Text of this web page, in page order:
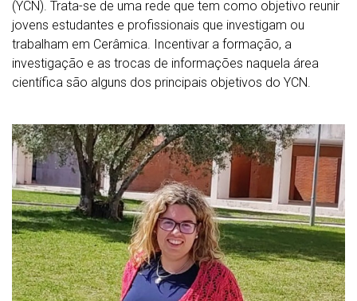
(YCN). Trata-se de uma rede que tem como objetivo reunir
jovens estudantes e profissionais que investigam ou
trabalham em Cerâmica. Incentivar a formação, a
investigação e as trocas de informações naquela área
científica são alguns dos principais objetivos do YCN.